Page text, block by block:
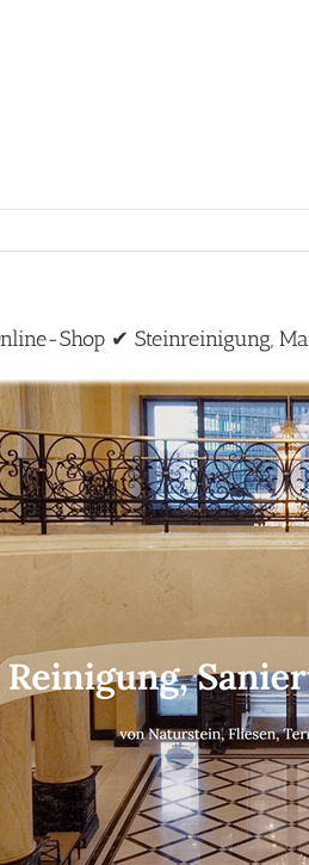
Shop ✔ Steinreinigung,